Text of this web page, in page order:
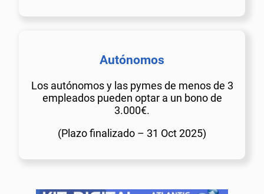
Autónomos
Los autónomos y las pymes de menos de 3
empleados pueden optar a un bono de
3.000€.
(Plazo finalizado – 31 Oct 2025)